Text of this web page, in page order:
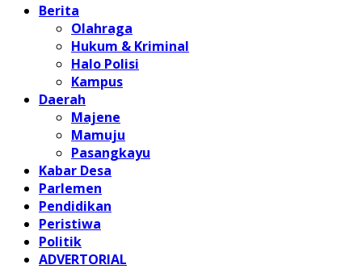
Home
Berita
Olahraga
Hukum & Kriminal
Halo Polisi
Kampus
Daerah
Majene
Mamuju
Pasangkayu
Kabar Desa
Parlemen
Pendidikan
Peristiwa
Politik
ADVERTORIAL